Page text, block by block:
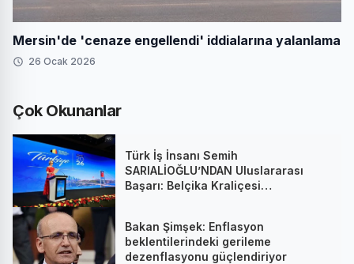
Mersin'de 'cenaze engellendi' iddialarına yalanlama
26 Ocak 2026
Çok Okunanlar
Türk İş İnsanı Semih
SARIALİOĞLU’NDAN Uluslararası
Başarı: Belçika Kraliçesi
Bakan Şimşek: Enflasyon
beklentilerindeki gerileme
dezenflasyonu güçlendiriyor